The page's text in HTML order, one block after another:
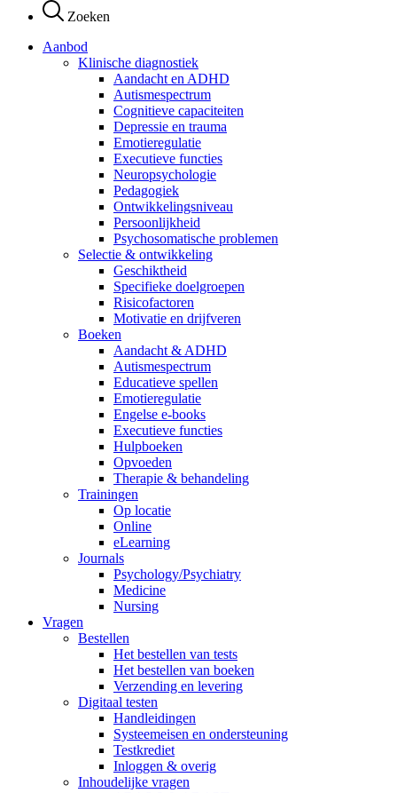
Zoeken
Aanbod
Klinische diagnostiek
Aandacht en ADHD
Autismespectrum
Cognitieve capaciteiten
Depressie en trauma
Emotieregulatie
Executieve functies
Neuropsychologie
Pedagogiek
Ontwikkelingsniveau
Persoonlijkheid
Psychosomatische problemen
Selectie & ontwikkeling
Geschiktheid
Specifieke doelgroepen
Risicofactoren
Motivatie en drijfveren
Boeken
Aandacht & ADHD
Autismespectrum
Educatieve spellen
Emotieregulatie
Engelse e-books
Executieve functies
Hulpboeken
Opvoeden
Therapie & behandeling
Trainingen
Op locatie
Online
eLearning
Journals
Psychology/Psychiatry
Medicine
Nursing
Vragen
Bestellen
Het bestellen van tests
Het bestellen van boeken
Verzending en levering
Digitaal testen
Handleidingen
Systeemeisen en ondersteuning
Testkrediet
Inloggen & overig
Inhoudelijke vragen